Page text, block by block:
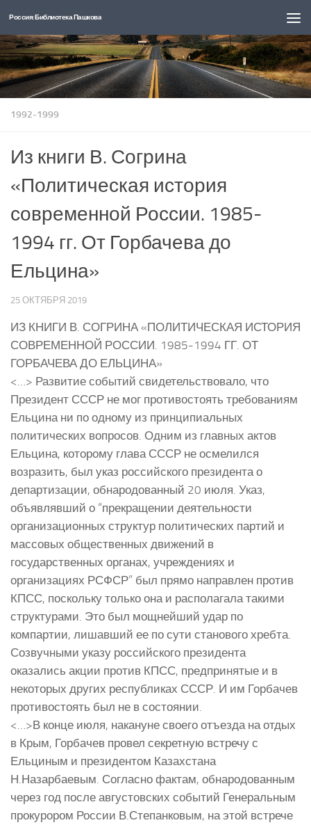
Перейти к содержимому
Россия: Библиотека Пашкова
1992-1999
Из книги В. Согрина
«Политическая история
современной России. 1985-
1994 гг. От Горбачева до
Ельцина»
25 ОКТЯБРЯ 2019
ИЗ КНИГИ В. СОГРИНА «ПОЛИТИЧЕСКАЯ ИСТОРИЯ
СОВРЕМЕННОЙ РОССИИ. 1985-1994 ГГ. ОТ
ГОРБАЧЕВА ДО ЕЛЬЦИНА»
<…> Развитие событий свидетельствовало, что
Президент СССР не мог противостоять требованиям
Ельцина ни по одному из принципиальных
политических вопросов. Одним из главных актов
Ельцина, которому глава СССР не осмелился
возразить, был указ российского президента о
департизации, обнародованный 20 июля. Указ,
объявлявший о “прекращении деятельности
организационных структур политических партий и
массовых общественных движений в
государственных органах, учреждениях и
организациях РСФСР” был прямо направлен против
КПСС, поскольку только она и располагала такими
структурами. Это был мощнейший удар по
компартии, лишавший ее по сути станового хребта.
Созвучными указу российского президента
оказались акции против КПСС, предпринятые и в
некоторых других республиках СССР. И им Горбачев
противостоять был не в состоянии.
<…>В конце июля, накануне своего отъезда на отдых
в Крым, Горбачев провел секретную встречу с
Ельциным и президентом Казахстана
Н.Назарбаевым. Согласно фактам, обнародованным
через год после августовских событий Генеральным
прокурором России В.Степанковым, на этой встрече